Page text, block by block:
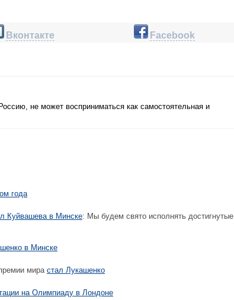
Вконтакте Facebook
не может восприниматься как самостоятельная и
года
Куйвашева в Минске: Мы будем свято исполнять достигнутые
в Минске
мирастал Лукашенко
на Олимпиаду в Лондоне